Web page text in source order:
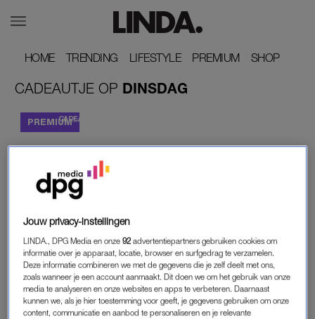
HOME
HOME TRENDING
TRENDING LIFESTYLE
LIFESTYLE PREMIUM
PREMIUM SHOP
SHOP
CADEAUTJE OP DINSDAG
CADEAUTJE OP DINSDAG
Jouw privacy-instellingen
LINDA., DPG Media en onze92 advertentiepartners gebruiken cookies om
informatie over je apparaat, locatie, browser en surfgedrag te verzamelen.
Deze informatie combineren we met de gegevens die je zelf deelt met ons,
zoals wanneer je een account aanmaakt. Dit doen we om het gebruik van onze
media te analyseren en onze websites en apps te verbeteren. Daarnaast
kunnen we, als je hier toestemming voor geeft, je gegevens gebruiken om onze
content, communicatie en aanbod te personaliseren en je relevante